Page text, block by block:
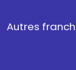
Autres